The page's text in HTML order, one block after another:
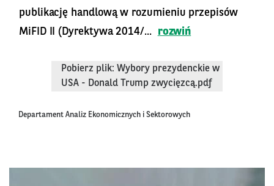
publikację handlową w rozumieniu przepisów
MiFID II (Dyrektywa 2014/...
rozwiń
Pobierz plik: Wybory prezydenckie w
USA - Donald Trump zwycięzcą.pdf
Departament Analiz Ekonomicznych i Sektorowych